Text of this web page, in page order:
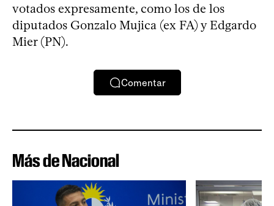
votados expresamente, como los de los
diputados Gonzalo Mujica (ex FA) y Edgardo
Mier (PN).
Comentar
Más de Nacional